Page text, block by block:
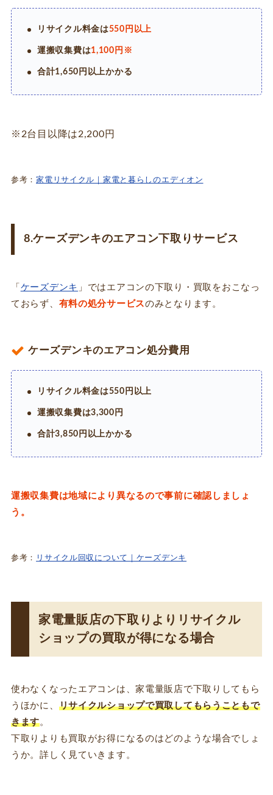
リサイクル料金は550円以上
運搬収集費は1,100円※
合計1,650円以上かかる
※2台目以降は2,200円
参考：家電リサイクル｜家電と暮らしのエディオン
8.ケーズデンキのエアコン下取りサービス
「 ケーズデンキ 」ではエアコンの下取り・買取をおこなっ
ておらず、 有料の処分サービスのみとなります。
ケーズデンキのエアコン処分費用
リサイクル料金は550円以上
運搬収集費は3,300円
合計3,850円以上かかる
運搬収集費は地域により異なるので事前に確認しましょ
う。
参考： リサイクル回収について｜ケーズデンキ
家電量販店の下取りよりリサイクル
ショップの買取が得になる場合
使わなくなったエアコンは、家電量販店で下取りしてもら
うほかに、 リサイクルショップで買取してもらうこともで
きます。
下取りよりも買取がお得になるのはどのような場合でしょ
うか。詳しく見ていきます。